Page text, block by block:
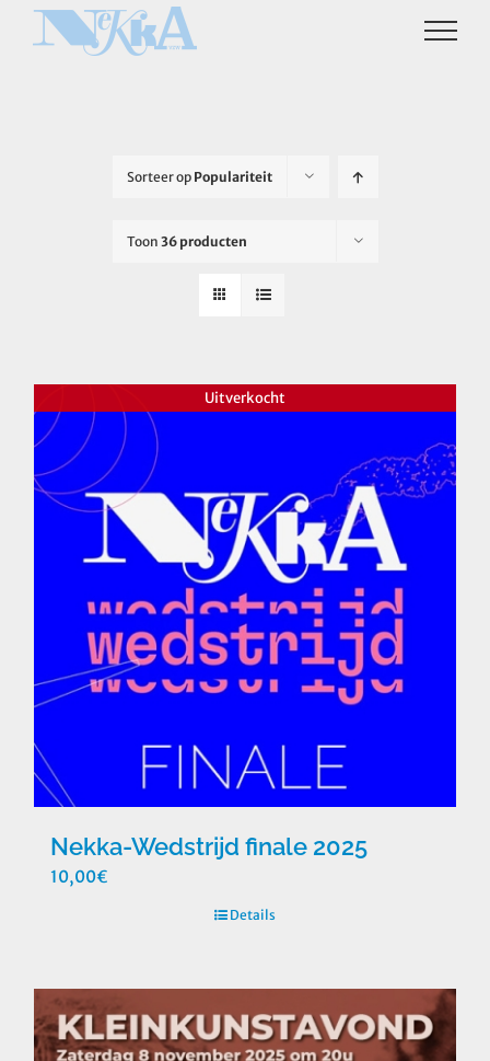
Sorteer op Populariteit
Toon 36 producten
Uitverkocht
Nekka-Wedstrijd finale 2025
10,00€
Details